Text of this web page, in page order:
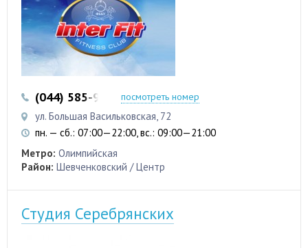
(044) 585-97-43посмотреть номер
ул. Большая Васильковская, 72
пн. — сб.: 07:00—22:00, вс.: 09:00—21:00
Метро: Олимпийская
Район: Шевченковский / Центр
Студия Серебрянских